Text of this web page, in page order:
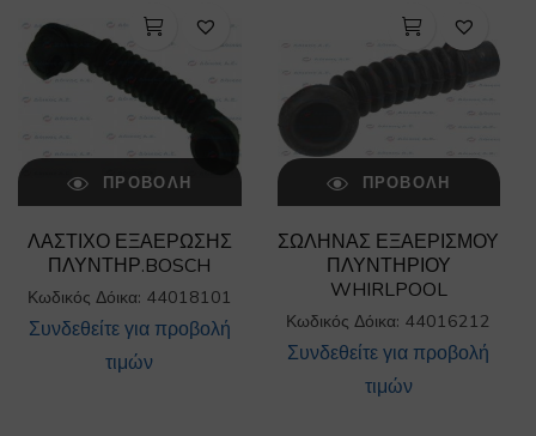
ΠΡΟΒΟΛΉ
ΛΑΣΤΙΧΟ ΕΞΑΕΡΩΣΗΣ
ΠΛΥΝΤΗΡ.BOSCH
Κωδικός Δόικα: 44018101
Συνδεθείτε για προβολή
τιμών
ΠΡΟΒΟΛΉ
ΣΩΛΗΝΑΣ ΕΞΑΕΡΙΣΜΟΥ
ΠΛΥΝΤΗΡΙΟΥ
WHIRLPOOL
Κωδικός Δόικα: 44016212
Συνδεθείτε για προβολή
τιμών